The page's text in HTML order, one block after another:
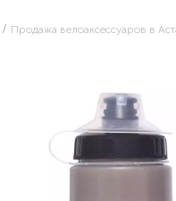
Продажа велоаксессуаров в